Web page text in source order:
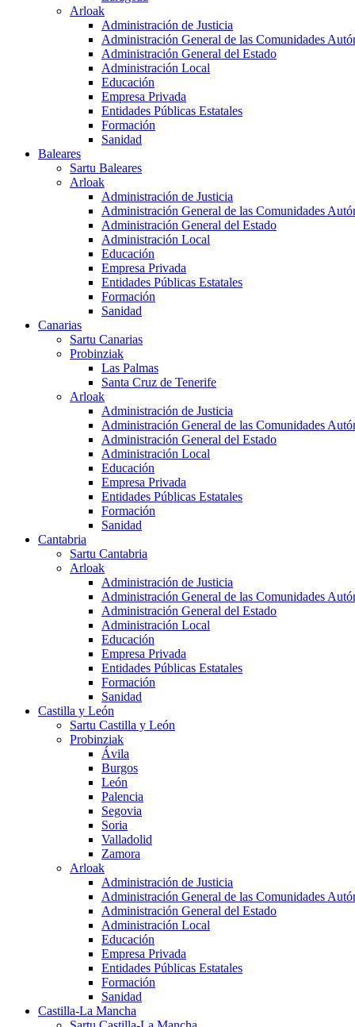
Arloak
Administración de Justicia
Administración General de las Comunidades
Administración General del Estado
Administración Local
Educación
Empresa Privada
Entidades Públicas Estatales
Formación
Sanidad
Baleares
Sartu Baleares
Arloak
Administración de Justicia
Administración General de las Comunidades
Administración General del Estado
Administración Local
Educación
Empresa Privada
Entidades Públicas Estatales
Formación
Sanidad
Canarias
Sartu Canarias
Probinziak
Las Palmas
Santa Cruz de Tenerife
Arloak
Administración de Justicia
Administración General de las Comunidades
Administración General del Estado
Administración Local
Educación
Empresa Privada
Entidades Públicas Estatales
Formación
Sanidad
Cantabria
Sartu Cantabria
Arloak
Administración de Justicia
Administración General de las Comunidades
Administración General del Estado
Administración Local
Educación
Empresa Privada
Entidades Públicas Estatales
Formación
Sanidad
Castilla y León
Sartu Castilla y León
Probinziak
Ávila
Burgos
León
Palencia
Segovia
Soria
Valladolid
Zamora
Arloak
Administración de Justicia
Administración General de las Comunidades
Administración General del Estado
Administración Local
Educación
Empresa Privada
Entidades Públicas Estatales
Formación
Sanidad
Castilla-La Mancha